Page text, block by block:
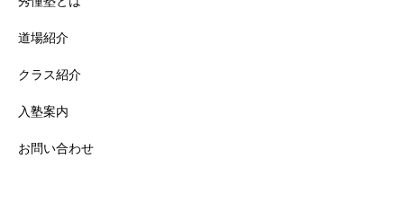
道場紹介
クラス紹介
入塾案内
お問い合わせ